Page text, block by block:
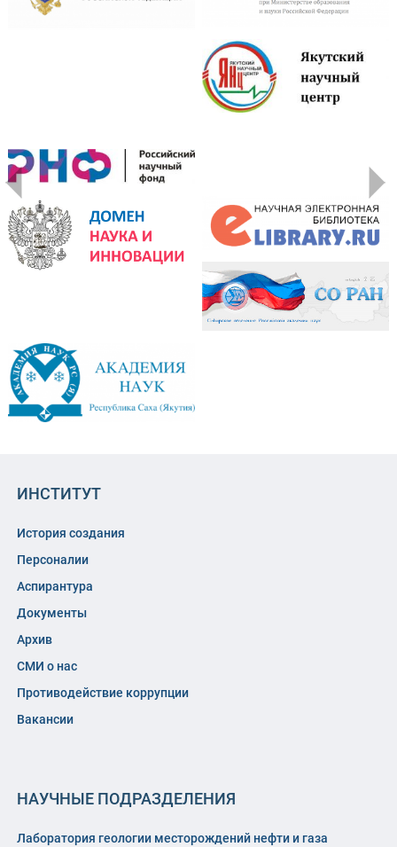
ИНСТИТУТ
История создания
Персоналии
Аспирантура
Документы
Архив
СМИ о нас
Противодействие коррупции
Вакансии
НАУЧНЫЕ ПОДРАЗДЕЛЕНИЯ
Лаборатория геологии месторождений нефти и газа